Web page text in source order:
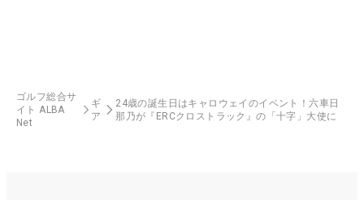
ゴルフ総合サ
イト ALBA
Net
ギ
ア
24歳の誕生日はキャロウェイのイベント！六車日
那乃が『ERCクロストラック』の「十字」大使に